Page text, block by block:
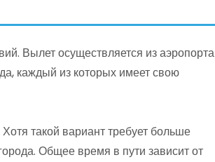
Вылет осуществляется из аэропорта
каждый из которых имеет свою
такой вариант требует больше
Общее время в пути зависит от